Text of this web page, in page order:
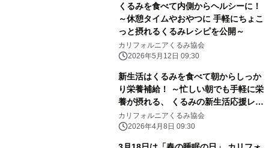
くるみを食べて内側からヘルシーに！
～休憩タイムやおやつに 手軽にちょこ
っと摂れるくるみレシピを公開～
カリフォルニアくるみ協会
2026年5月12日 09:30
新生活はくるみを食べて朝からしっか
り栄養補給！ ～忙しい朝でも手軽に栄
養が摂れる、 くるみの新生活応援レシ
ピを公開～
カリフォルニアくるみ協会
2026年4月8日 09:30